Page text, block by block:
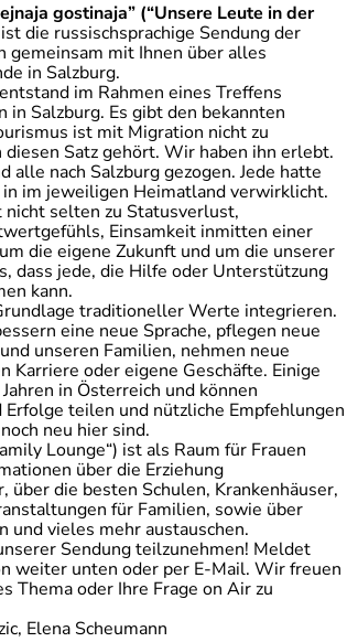
gostinaja” (“Unsere Leute in der
ist die russischsprachige Sendung der
gemeinsam mit Ihnen über alles
in Salzburg.
im Rahmen eines Treffens
in Salzburg. Es gibt den bekannten
ist mit Migration nicht zu
diesen Satz gehört. Wir haben ihn erlebt.
alle nach Salzburg gezogen. Jede hatte
im jeweiligen Heimatland verwirklicht.
selten zu Statusverlust,
Einsamkeit inmitten einer
die eigene Zukunft und um die unserer
dass jede, die Hilfe oder Unterstützung
kann.
traditioneller Werte integrieren.
eine neue Sprache, pflegen neue
unseren Familien, nehmen neue
Karriere oder eigene Geschäfte. Einige
in Österreich und können
teilen und nützliche Empfehlungen
neu hier sind.
Lounge“) ist als Raum für Frauen
über die Erziehung
über die besten Schulen, Krankenhäuser,
für Familien, sowie über
und vieles mehr austauschen.
Sendung teilzunehmen! Meldet
weiter unten oder per E-Mail. Wir freuen
Thema oder Ihre Frage on Air zu
Elena Scheumann